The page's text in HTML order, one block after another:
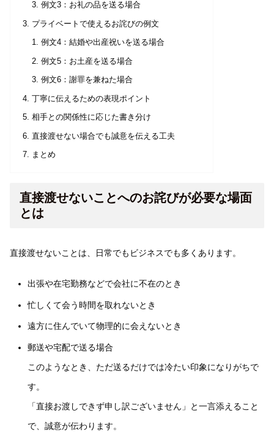
例文3：お礼の品を送る場合
プライベートで使えるお詫びの例文
例文4：結婚や出産祝いを送る場合
例文5：お土産を送る場合
例文6：謝罪を兼ねた場合
丁寧に伝えるための表現ポイント
相手との関係性に応じた書き分け
直接渡せない場合でも誠意を伝える工夫
まとめ
直接渡せないことへのお詫びが必要な場面
とは
直接渡せないことは、日常でもビジネスでも多くあります。
出張や在宅勤務などで会社に不在のとき
忙しくて会う時間を取れないとき
遠方に住んでいて物理的に会えないとき
郵送や宅配で送る場合
このようなとき、ただ送るだけでは冷たい印象になりがちで
す。
「直接お渡しできず申し訳ございません」と一言添えること
で、誠意が伝わります。